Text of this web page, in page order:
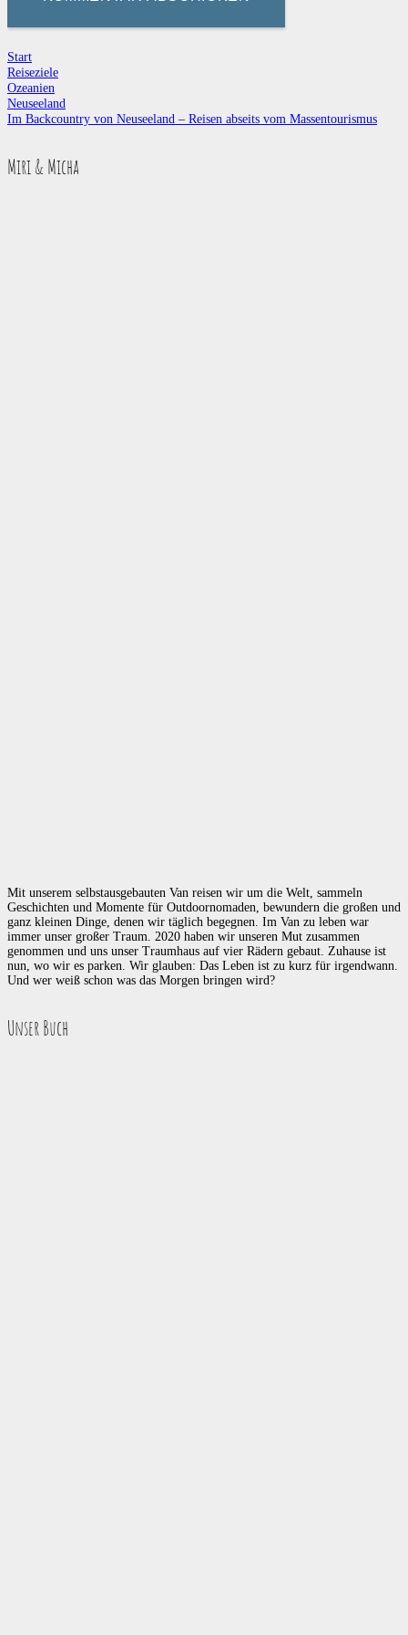
Start
Reiseziele
Ozeanien
Neuseeland
Im Backcountry von Neuseeland – Reisen abseits vom Massentourismus
Miri & Micha
Mit unserem selbstausgebauten Van reisen wir um die Welt, sammeln
Geschichten und Momente für Outdoornomaden, bewundern die großen und
ganz kleinen Dinge, denen wir täglich begegnen. Im Van zu leben war
immer unser großer Traum. 2020 haben wir unseren Mut zusammen
genommen und uns unser Traumhaus auf vier Rädern gebaut. Zuhause ist
nun, wo wir es parken. Wir glauben: Das Leben ist zu kurz für irgendwann.
Und wer weiß schon was das Morgen bringen wird?
Unser Buch